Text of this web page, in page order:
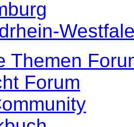
Themen
Forum